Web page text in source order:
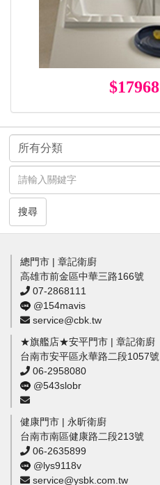
$17968
搜尋
總門市 | 章記衛廚
高雄市前金區中華三路166號
07-2868111
@154mavis
service@cbk.tw
★旗艦店★安平門市 | 章記衛廚
台南市安平區永華路二段1057號
06-2958080
@543slobr
健康門市 | 永昕衛廚
台南市南區健康路二段213號
06-2635899
@lys9118v
service@ysbk.com.tw